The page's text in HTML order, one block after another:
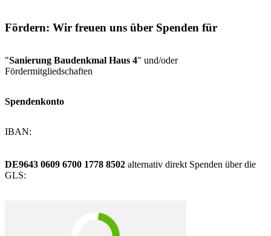
Fördern: Wir freuen uns über Spenden für
"Sanierung Baudenkmal Haus 4" und/oder
Fördermitgliedschaften
Spendenkonto
IBAN:
DE9643 0609 6700 1778 8502 alternativ direkt Spenden über die
GLS: